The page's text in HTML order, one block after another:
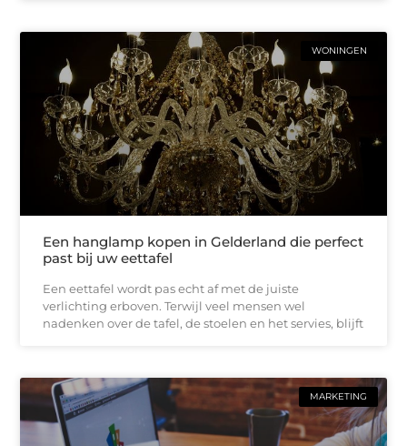
WONINGEN
Een hanglamp kopen in Gelderland die perfect
past bij uw eettafel
Een eettafel wordt pas echt af met de juiste
verlichting erboven. Terwijl veel mensen wel
nadenken over de tafel, de stoelen en het servies, blijft
MARKETING